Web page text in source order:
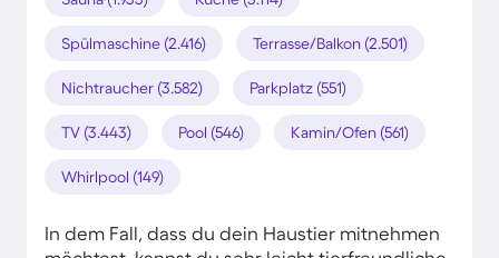
Spülmaschine (2.416) Terrasse/Balkon (2.501)
Nichtraucher (3.582) Parkplatz (551)
TV (3.443) Pool (546) Kamin/Ofen (561)
Whirlpool (149)
In dem Fall, dass du dein Haustier mitnehmen